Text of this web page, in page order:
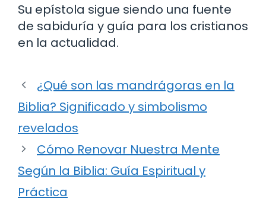
Su epístola sigue siendo una fuente
de sabiduría y guía para los cristianos
en la actualidad.
¿Qué son las mandrágoras en la
Biblia? Significado y simbolismo
revelados
Cómo Renovar Nuestra Mente
Según la Biblia: Guía Espiritual y
Práctica